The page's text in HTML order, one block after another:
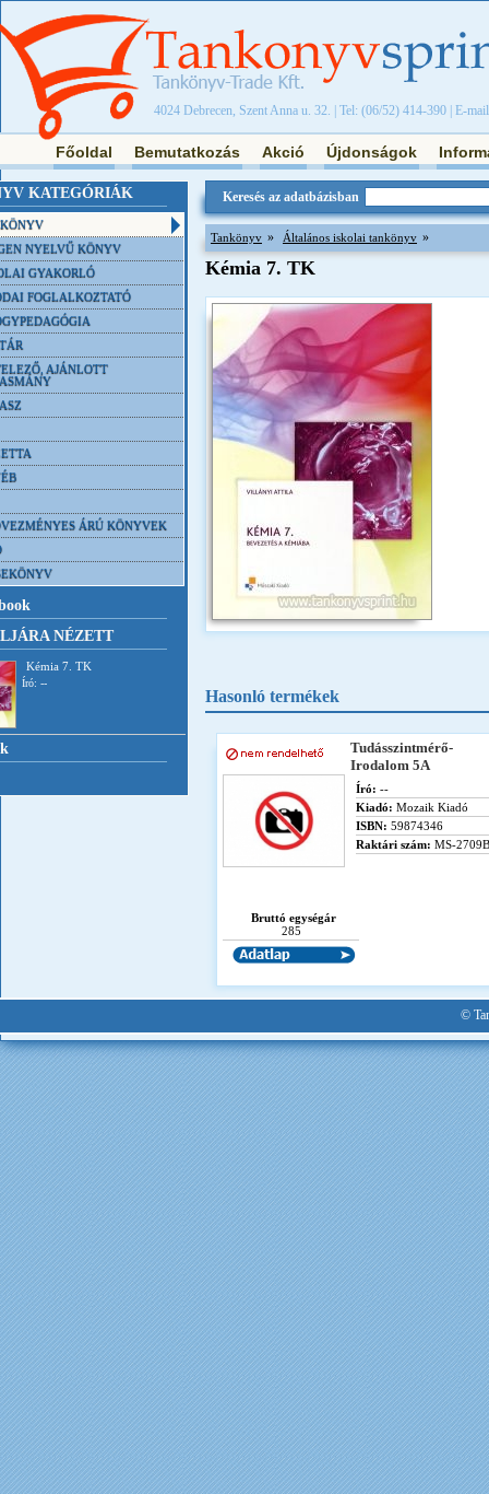
4024 Debrecen, Szent Anna u. 32. | Tel: (06/52) 414-390 | E-
Főoldal Bemutatkozás Akció Újdonságok
KATEGÓRIÁK
NYELVŰ KÖNYV
GYAKORLÓ
FOGLALKOZTATÓ
AJÁNLOTT
ÁRÚ KÖNYVEK
NÉZETT
Kémia 7. TK
Író: --
Keresés az adatbázisban
Tankönyv » Általános iskolai tankönyv »
Kémia 7. TK
Hasonló termékek
Tudásszintmérő-
Irodalom 5A
Író: --
Kiadó: Mozaik Kiadó
ISBN: 59874346
Raktári szám: MS-2709B
Bruttó egységár
285
©